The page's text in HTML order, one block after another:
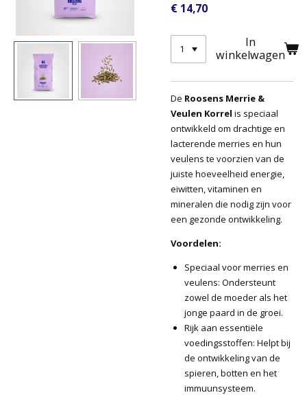
€ 14,70
In
winkelwagen
De Roosens Merrie &
Veulen Korrel is speciaal
ontwikkeld om drachtige en
lacterende merries en hun
veulens te voorzien van de
juiste hoeveelheid energie,
eiwitten, vitaminen en
mineralen die nodig zijn voor
een gezonde ontwikkeling.
Voordelen:
Speciaal voor merries en
veulens: Ondersteunt
zowel de moeder als het
jonge paard in de groei.
Rijk aan essentiële
voedingsstoffen: Helpt bij
de ontwikkeling van de
spieren, botten en het
immuunsysteem.